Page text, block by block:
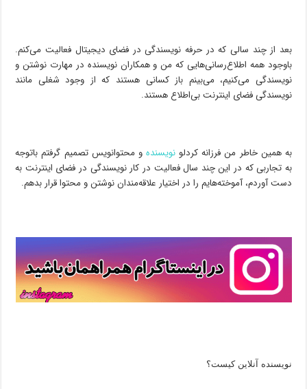
بعد از چند سالی که در حرفه نویسندگی در فضای دیجیتال فعالیت می‌کنم.
باوجود همه اطلاع‌رسانی‌هایی که من و همکاران نویسنده در مهارت نوشتن و
نویسندگی می‌کنیم، می‌بینم باز کسانی هستند که از وجود شغلی مانند
نویسندگی فضای اینترنت بی‌اطلاع هستند.
به همین خاطر من فرزانه کردلونویسنده و محتوانویس تصمیم گرفتم باتوجه
‌به تجاربی که در این چند سال فعالیت در کار نویسندگی در فضای اینترنت به
دست آوردم، آموخته‌هایم را در اختیار علاقه‌مندان نوشتن و محتوا قرار بدهم.
نویسنده آنلاین کیست؟